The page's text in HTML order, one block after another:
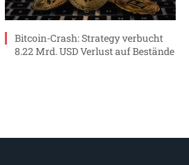
Bitcoin-Crash: Strategy verbucht
8.22 Mrd. USD Verlust auf Bestände